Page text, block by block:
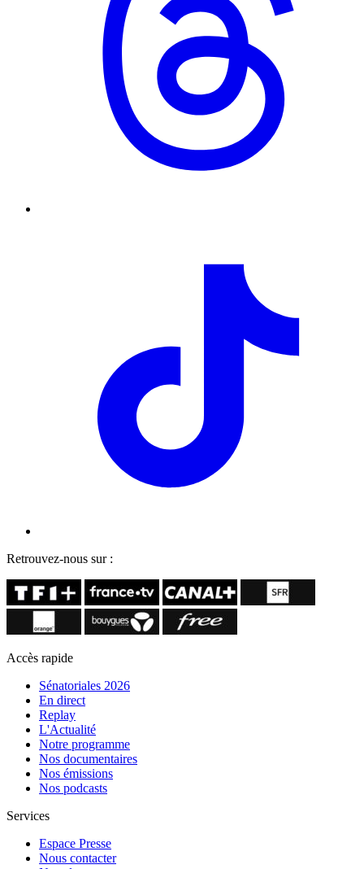
Retrouvez-nous sur :
Accès rapide
Sénatoriales 2026
En direct
Replay
L'Actualité
Notre programme
Nos documentaires
Nos émissions
Nos podcasts
Services
Espace Presse
Nous contacter